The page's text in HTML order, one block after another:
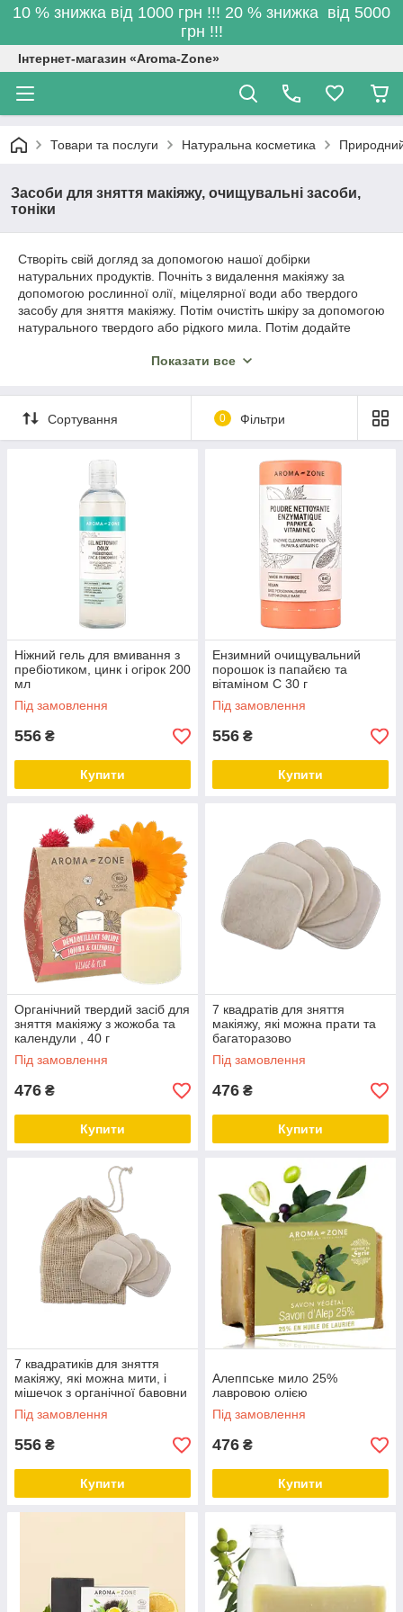
10 % знижка від 1000 грн !!! 20 % знижка від 5000
грн !!!
Інтернет-магазин «Aroma-Zone»
Товари та послуги Натуральна косметика
Засоби для зняття макіяжу, очищувальні засоби,
тоніки
Створіть свій догляд за допомогою нашої добірки
натуральних продуктів. Почніть з видалення макіяжу за
допомогою рослинної олії, міцелярної води або твердого
засобу для зняття макіяжу. Потім очистіть шкіру за допомогою
натурального твердого або рідкого мила. Потім додайте
підготувати шкіру до отримання переваг наступних процедур.
Показати все
Сортування 0 Фільтри
Ніжний гель для вмивання з
пребіотиком, цинк і огірок 200
мл
Під замовлення
556 ₴
Купити
Ензимний очищувальний
порошок із папайєю та
вітаміном С 30 г
Під замовлення
556 ₴
Купити
Органічний твердий засіб для
зняття макіяжу з жожоба та
календули , 40 г
Під замовлення
476 ₴
Купити
7 квадратів для зняття
макіяжу, які можна прати та
багаторазово
використовувати з органічної
бавовни
Під замовлення
476 ₴
Купити
7 квадратиків для зняття
макіяжу, які можна мити, і
мішечок з органічної бавовни
Під замовлення
556 ₴
Купити
Алеппське мило 25%
лавровою олією
Під замовлення
476 ₴
Купити